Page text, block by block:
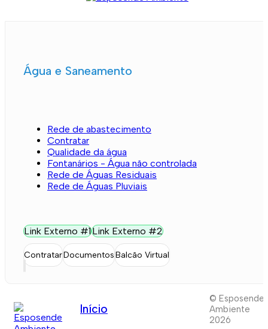
Água e Saneamento
Rede de abastecimento
Contratar
Qualidade da água
Fontanários - Água não controlada
Rede de Águas Residuais
Rede de Águas Pluviais
Link Externo #1Link Externo #2
ContratarDocumentosBalcão Virtual
Início
© Esposende
Ambiente
2026